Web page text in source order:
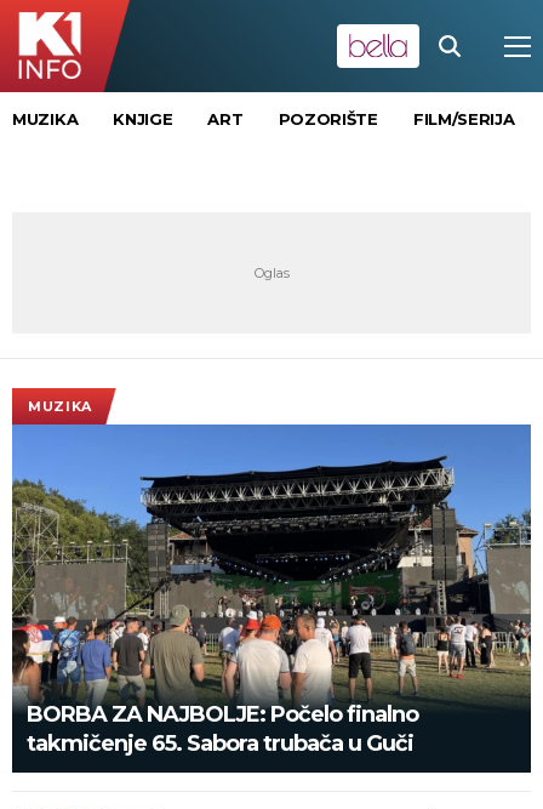
MUZIKA KNJIGE ART POZORIŠTE FILM/SERIJA
MUZIKA
BORBA ZA NAJBOLJE: Počelo finalno
takmičenje 65. Sabora trubača u Guči